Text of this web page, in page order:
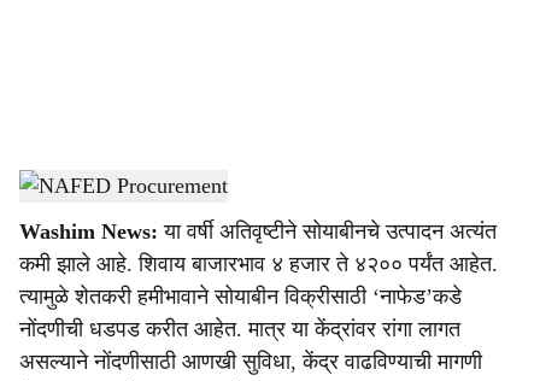
a
r
e
NAFED Procurement-Agrowon
Washim News: या वर्षी अतिवृष्टीने सोयाबीनचे उत्पादन अत्यंत
कमी झाले आहे. शिवाय बाजारभाव ४ हजार ते ४२०० पर्यंत आहेत.
त्यामुळे शेतकरी हमीभावाने सोयाबीन विक्रीसाठी ‘नाफेड’कडे
नोंदणीची धडपड करीत आहेत. मात्र या केंद्रांवर रांगा लागत
असल्याने नोंदणीसाठी आणखी सुविधा, केंद्र वाढविण्याची मागणी